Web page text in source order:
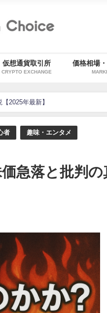
仮想通貨取引所
CRYPTO EXCHANGE
価格相場
2025年最新】
者 趣味・エンタメ
急落と批判の